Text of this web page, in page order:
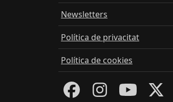
Newsletters
Política de privacitat
Política de cookies